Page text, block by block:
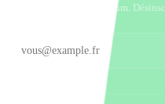
Un email par mois maximum.